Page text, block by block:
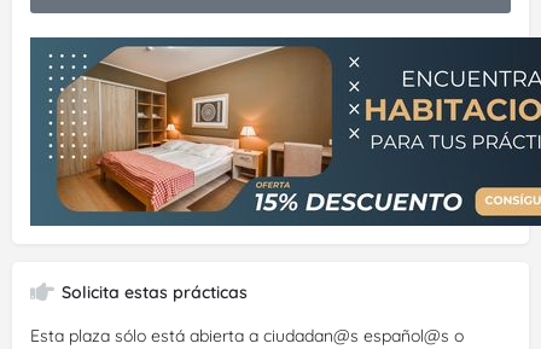
Solicita estas prácticas
Esta plaza sólo está abierta a ciudadan@s español@s o